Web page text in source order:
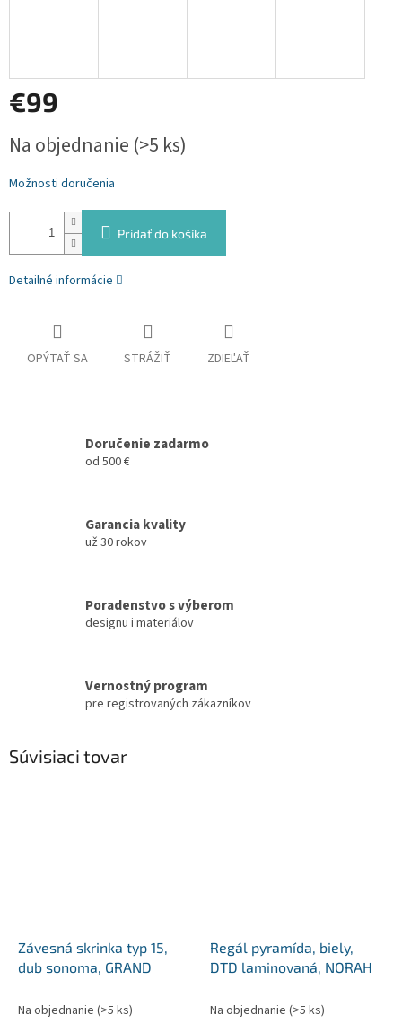
€99
cena:
Na objednanie (>5 ks)
Možnosti doručenia
Pridať do košíka
Detailné informácie
OPÝTAŤ SA STRÁŽIŤ ZDIEĽAŤ
Doručenie zadarmo
od 500 €
Garancia kvality
už 30 rokov
Poradenstvo s výberom
designu i materiálov
Vernostný program
pre registrovaných zákazníkov
Súvisiaci tovar
Závesná skrinka typ 15,
dub sonoma, GRAND
Na objednanie (>5 ks)
Regál pyramída, biely,
DTD laminovaná, NORAH
Na objednanie (>5 ks)